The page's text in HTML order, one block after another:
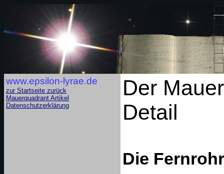
www.epsilon-lyrae.de
zur Startseite zurück
Mauerquadrant Artikel
Datenschutzerklärung
Der
Detail
Die